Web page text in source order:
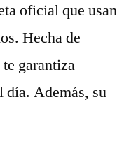
oficial que usan
Hecha de
garantiza
día. Además, su